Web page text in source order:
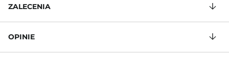
ZALECENIA
OPINIE